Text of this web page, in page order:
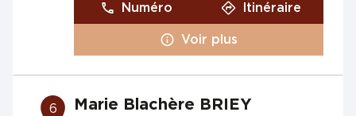
Numéro
Itinéraire
Voir plus
6 Marie Blachère BRIEY